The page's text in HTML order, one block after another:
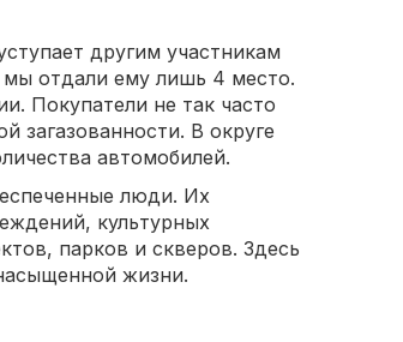
другим участникам
мы отдали ему лишь 4 место.
Покупатели не так часто
загазованности. В округе
автомобилей.
люди. Их
культурных
парков и скверов. Здесь
жизни.